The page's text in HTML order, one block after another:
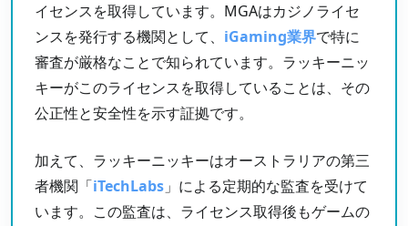
ラッキーニッキーのカジノゲーム
ラッキーニッキーのスポーツベット
ラッキーニッキーのアプリ
ラッキーニッキーの責任あるゲーミングについて
ラッキーニッキーの始め方
ラッキーニッキーの総合評価
イセンスを取得しています。MGAはカジノライセ
ンスを発行する機関として、 iGaming業界で特に
審査が厳格なことで知られています。ラッキーニッ
キーがこのライセンスを取得していることは、その
公正性と安全性を示す証拠です。
加えて、ラッキーニッキーはオーストラリアの第三
者機関「iTechLabs 」による定期的な監査を受けて
います。この監査は、ライセンス取得後もゲームの